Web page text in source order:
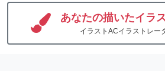
あなたの描いたイラ
イラストACイラストレー